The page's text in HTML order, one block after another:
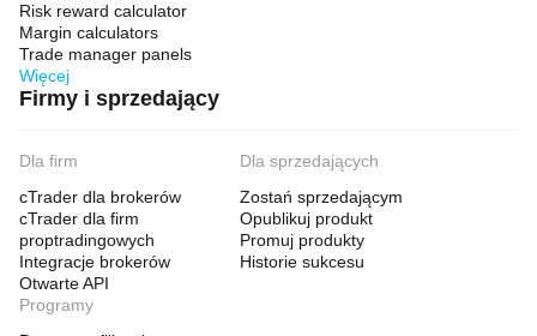
Risk reward calculator
Margin calculators
Trade manager panels
Więcej
Firmy i sprzedający
Dla firm
cTrader dla brokerów
cTrader dla firm
proptradingowych
Integracje brokerów
Otwarte API
Dla sprzedających
Zostań sprzedającym
Opublikuj produkt
Promuj produkty
Historie sukcesu
Programy